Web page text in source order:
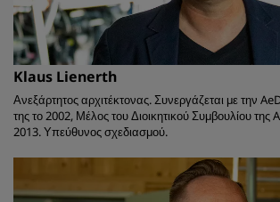
Klaus Lienerth
Ανεξάρτητος αρχιτέκτονας. Συνεργάζεται με την
της το 2002, Μέλος του Διοικητικού Συμβουλίου της
2013. Υπεύθυνος σχεδιασμού.